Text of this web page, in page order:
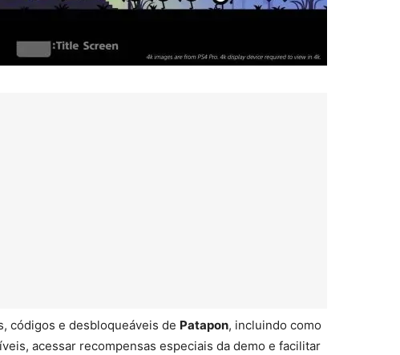
códigos e desbloqueáveis de Patapon, incluindo como
acessar recompensas especiais da demo e facilitar